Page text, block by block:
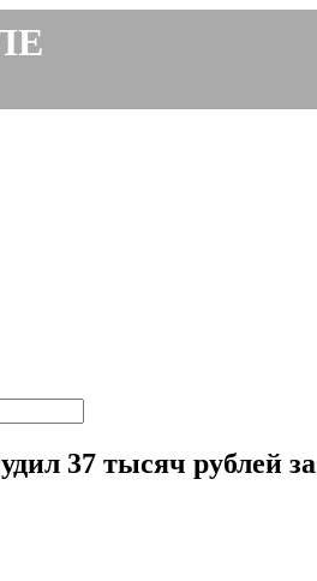
37 тысяч рублей